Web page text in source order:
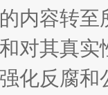
内容转
对其真实
强化反腐